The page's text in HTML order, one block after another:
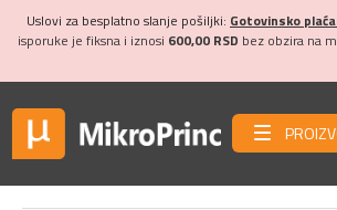
Uslovi za besplatno slanje pošiljki: Gotovinsko
isporuke je fiksna i iznosi 600,00 RSD bez obzira na